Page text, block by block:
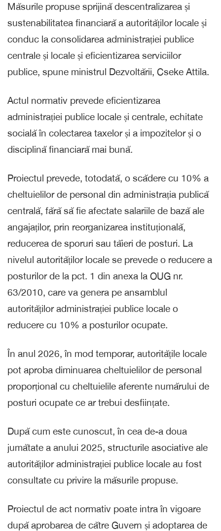
Măsurile propuse sprijină descentralizarea și
sustenabilitatea financiară a autorităților locale și
conduc la consolidarea administrației publice
centrale și locale și eficientizarea serviciilor
publice, spune ministrul Dezvoltării, Cseke Attila.
Actul normativ prevede eficientizarea
administrației publice locale și centrale, echitate
socială în colectarea taxelor și a impozitelor și o
disciplină financiară mai bună.
Proiectul prevede, totodată, o scădere cu 10% a
cheltuielilor de personal din administrația publică
centrală, fără să fie afectate salariile de bază ale
angajaților, prin reorganizarea instituțională,
reducerea de sporuri sau tăieri de posturi. La
nivelul autorităților locale se prevede o reducere a
posturilor de la pct. 1 din anexa la OUG nr.
63/2010, care va genera pe ansamblul
autorităților administrației publice locale o
reducere cu 10% a posturilor ocupate.
În anul 2026, în mod temporar, autoritățile locale
pot aproba diminuarea cheltuielilor de personal
proporțional cu cheltuielile aferente numărului de
posturi ocupate ce ar trebui desființate.
După cum este cunoscut, în cea de-a doua
jumătate a anului 2025, structurile asociative ale
autorităților administrației publice locale au fost
consultate cu privire la măsurile propuse.
Proiectul de act normativ poate intra în vigoare
după aprobarea de către Guvern și adoptarea de